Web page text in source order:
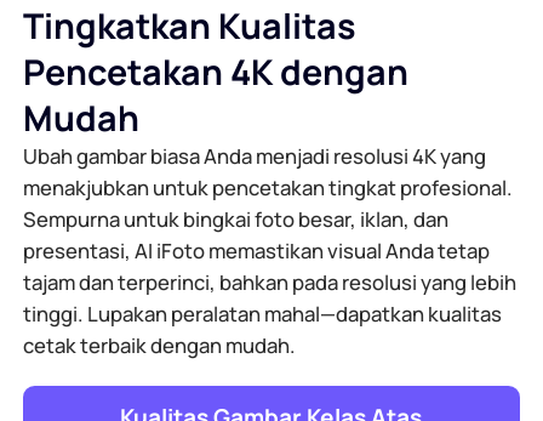
Tingkatkan Kualitas
Pencetakan 4K dengan
Mudah
Ubah gambar biasa Anda menjadi resolusi 4K yang
menakjubkan untuk pencetakan tingkat profesional.
Sempurna untuk bingkai foto besar, iklan, dan
presentasi, AI iFoto memastikan visual Anda tetap
tajam dan terperinci, bahkan pada resolusi yang lebih
tinggi. Lupakan peralatan mahal—dapatkan kualitas
cetak terbaik dengan mudah.